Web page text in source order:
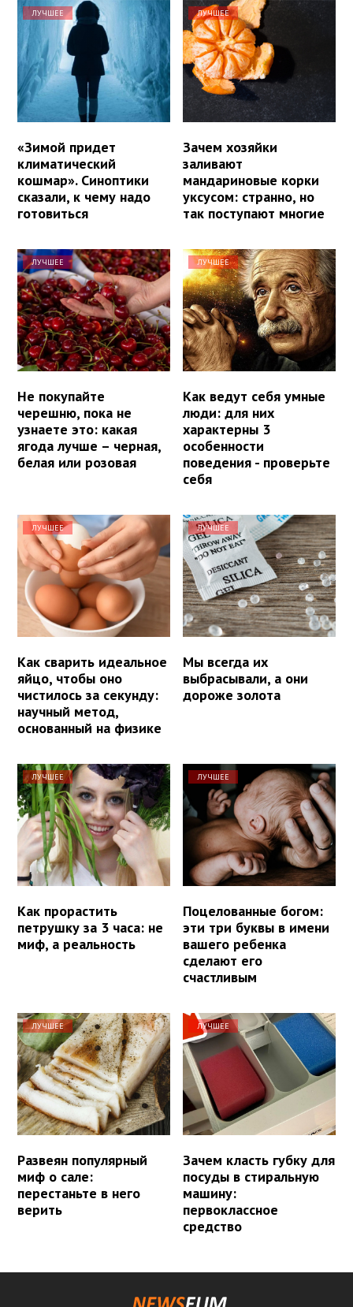
ЛУЧШЕЕ
«Зимой придет
климатический
кошмар». Синоптики
сказали, к чему надо
готовиться
ЛУЧШЕЕ
Зачем хозяйки
заливают
мандариновые корки
уксусом: странно, но
так поступают многие
ЛУЧШЕЕ
Не покупайте
черешню, пока не
узнаете это: какая
ягода лучше – черная,
белая или розовая
ЛУЧШЕЕ
Как ведут себя умные
люди: для них
характерны 3
особенности
поведения - проверьте
себя
ЛУЧШЕЕ
Как сварить идеальное
яйцо, чтобы оно
чистилось за секунду:
научный метод,
основанный на физике
ЛУЧШЕЕ
Мы всегда их
выбрасывали, а они
дороже золота
ЛУЧШЕЕ
Как прорастить
петрушку за 3 часа: не
миф, а реальность
ЛУЧШЕЕ
Поцелованные богом:
эти три буквы в имени
вашего ребенка
сделают его
счастливым
ЛУЧШЕЕ
Развеян популярный
миф о сале:
перестаньте в него
верить
ЛУЧШЕЕ
Зачем класть губку для
посуды в стиральную
машину:
первоклассное
средство